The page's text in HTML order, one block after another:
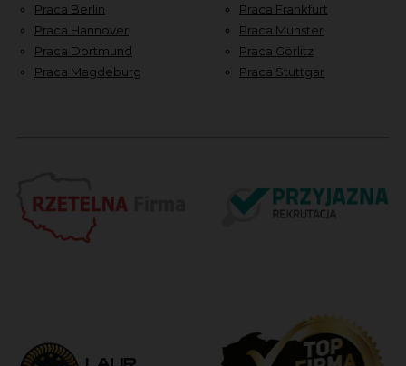
Praca Berlin
Praca Hannover
Praca Dortmund
Praca Magdeburg
Praca Frankfurt
Praca Munster
Praca Görlitz
Praca Stuttgar